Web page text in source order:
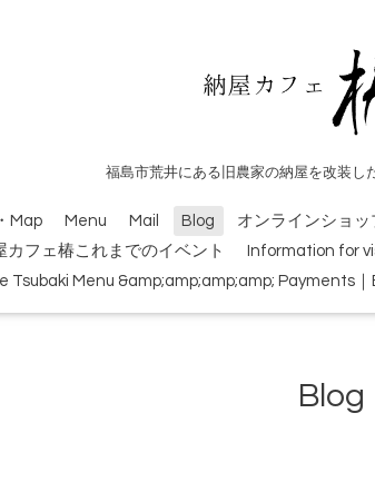
福島市荒井にある旧農家の納屋を改装し
Map Menu Mail Blog オンラインショッ
カフェ椿これまでのイベント
Information for
Tsubaki Menu &amp;amp;amp;amp; Payments
Blog